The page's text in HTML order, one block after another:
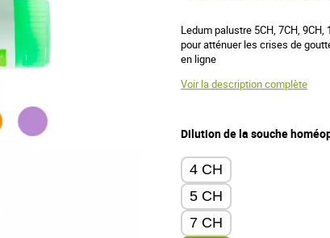
Ledum palustre 5CH, 7CH,
pour atténuer les crises de
en ligne
Voir la description complète
Dilution de la souche
4 CH
5 CH
7 CH